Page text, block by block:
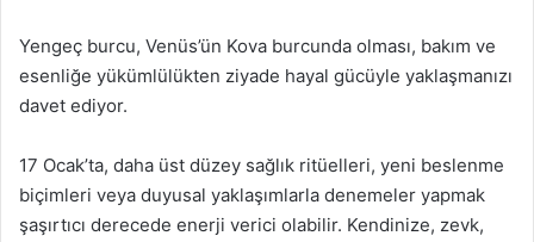
Yengeç burcu, Venüs’ün Kova burcunda olması, bakım ve
esenliğe yükümlülükten ziyade hayal gücüyle yaklaşmanızı
davet ediyor.
17 Ocak’ta, daha üst düzey sağlık ritüelleri, yeni beslenme
biçimleri veya duyusal yaklaşımlarla denemeler yapmak
şaşırtıcı derecede enerji verici olabilir. Kendinize, zevk,